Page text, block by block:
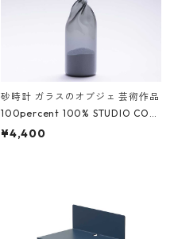
砂時計 ガラスのオブジェ 芸術作品
100percent 100% STUDIO COH
AKU Timeless 100パーセント ス
¥4,400